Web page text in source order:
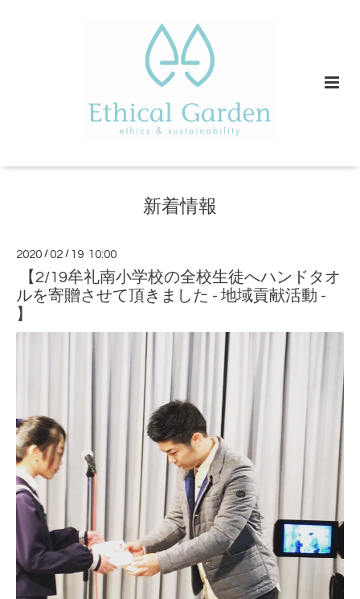
新着情報
2020 /02 / 19 10:00
【2/19牟礼南小学校の全校生徒へハンドタオ
ルを寄贈させて頂きました - 地域貢献活動 -
】